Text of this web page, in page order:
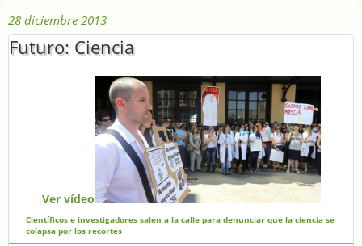
28 diciembre 2013
Futuro: Ciencia
Ver vídeo
Científicos e investigadores salen a la calle para denunciar que la ciencia se
colapsa por los recortes